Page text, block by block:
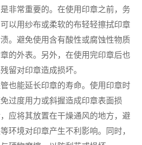
非常重要的。在使用印章之前，务
以用纱布或柔软的布轻轻擦拭印章
。避免使用含有酸性或腐蚀性物质
的外表。另外，在使用完印章后也
留对印章造成损坏。
也能延长印章的寿命。使用印章时
过度用力或斜握造成印章表面损
应将其放置在干燥通风的地方，避
环境对印章产生不利影响。同时，